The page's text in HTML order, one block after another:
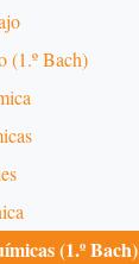
(1.º Bach)
(1.º Bach)